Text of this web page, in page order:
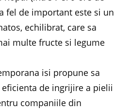
fel de important este si un
echilibrat, care sa
multe fructe si legume
isi propune sa
eficienta de ingrijire a pielii
companiile din